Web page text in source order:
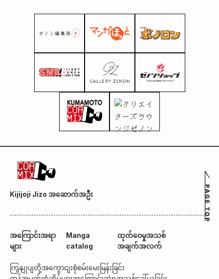
Kijijoji Jizo အဆောက်အဦး
အကြောင်းအရာ
များ
Manga
catalog
ထုတ်ဝေမှုအသစ်
အချက်အလက်
ကြှနျုပျတို့အကွောငျးစုံစမ်းမေးမြန်းခြင်း